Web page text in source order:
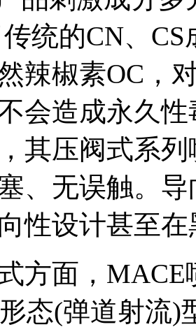
统的CN、
辣椒素OC，
会造成永久
其压阀式系
、无误触。
性设计甚至
方面，
态(弹道射流)